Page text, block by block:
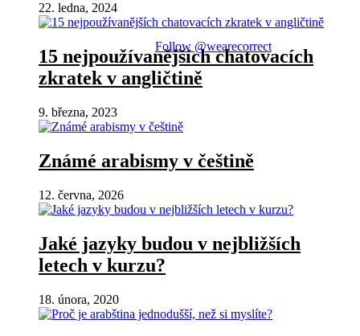
22. ledna, 2024
15 nejpoužívanějších chatovacích
zkratek v angličtině
9. března, 2023
Známé arabismy v češtině
12. června, 2026
Jaké jazyky budou v nejbližších
letech v kurzu?
18. února, 2020
Follow @wearecorrect